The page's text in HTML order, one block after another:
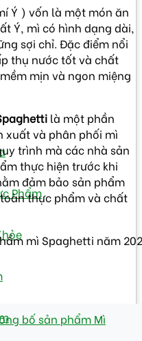
Phẩm
Ý ) vốn là một món ăn
Ý, mì có hình dạng dài,
sợi chỉ. Đặc điểm nổi
thụ nước tốt và chất
mịn và ngon miệng
là một phần
xuất và phân phối mì
trình mà các nhà sản
thực hiện trước khi
đảm bảo sản phẩm
thực phẩm và chất
mì Spaghetti năm
bố sản phẩm Mì